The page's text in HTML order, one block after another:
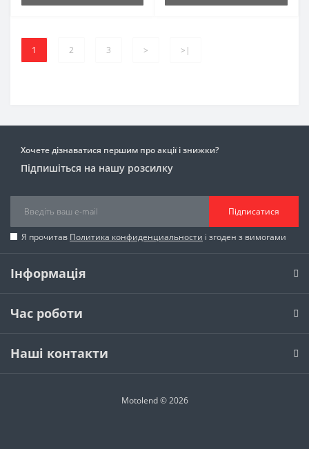
1 2 3 > >|
Хочете дізнаватися першим про акції і знижки?
Підпишіться на нашу розсилку
Підписатися
Я прочитав Политика конфиденциальности і згоден з вимогами
Інформація
Час роботи
Наші контакти
Motolend © 2026